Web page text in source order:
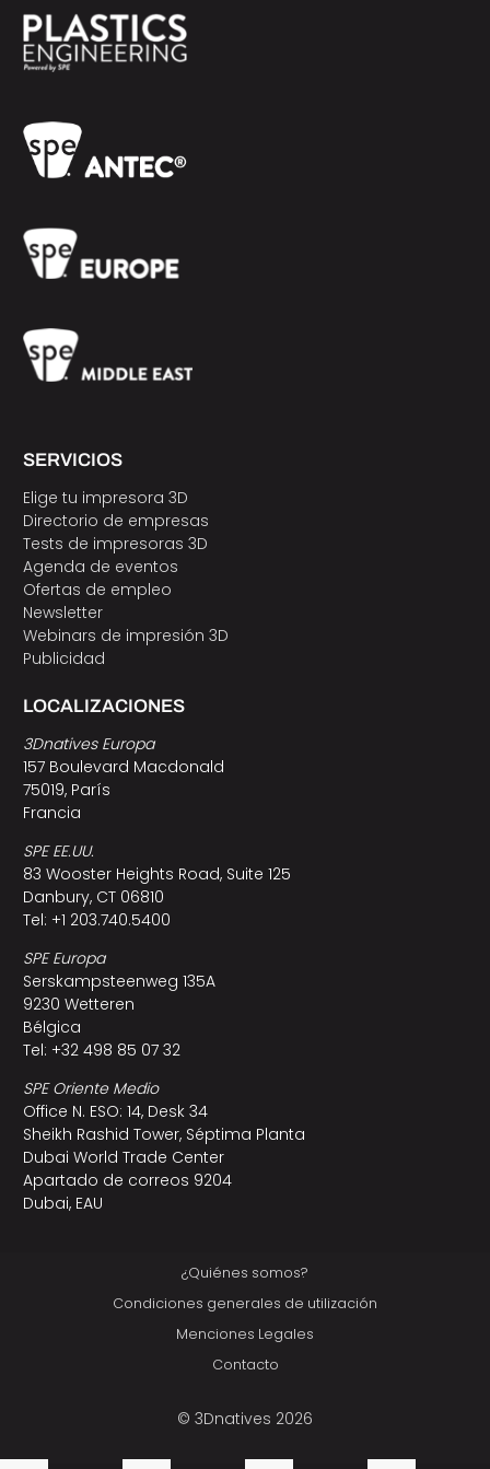
SERVICIOS
Elige tu impresora 3D
Directorio de empresas
Tests de impresoras 3D
Agenda de eventos
Ofertas de empleo
Newsletter
Webinars de impresión 3D
Publicidad
LOCALIZACIONES
3Dnatives Europa
157 Boulevard Macdonald
75019, París
Francia
SPE EE.UU.
83 Wooster Heights Road, Suite 125
Danbury, CT 06810
Tel: +1 203.740.5400
SPE Europa
Serskampsteenweg 135A
9230 Wetteren
Bélgica
Tel: +32 498 85 07 32
SPE Oriente Medio
Office N. ESO: 14, Desk 34
Sheikh Rashid Tower, Séptima Planta
Dubai World Trade Center
Apartado de correos 9204
Dubai, EAU
¿Quiénes somos?
Condiciones generales de utilización
Menciones Legales
Contacto
© 3Dnatives 2026